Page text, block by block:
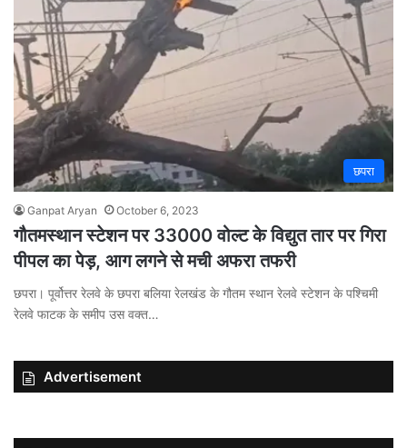
छपरा
Ganpat Aryan October 6, 2023
गौतमस्थान स्टेशन पर 33000 वोल्ट के विद्युत तार पर गिरा
पीपल का पेड़, आग लगने से मची अफरा तफरी
छपरा। पूर्वोत्तर रेलवे के छपरा बलिया रेलखंड के गौतम स्थान रेलवे स्टेशन के पश्चिमी
रेलवे फाटक के समीप उस वक्त…
Advertisement